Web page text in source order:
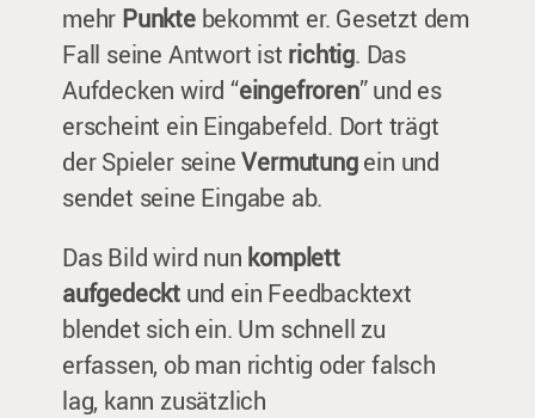
mehr Punktebekommt er. Gesetzt dem
Fall seine Antwort ist richtig. Das
Aufdecken wird “eingefroren” und es
erscheint ein Eingabefeld. Dort trägt
der Spieler seineVermutungein und
sendet seine Eingabe ab.
Das Bild wird nun komplett
aufgedeckt und ein Feedbacktext
blendet sich ein. Um schnell zu
erfassen, ob man richtig oder falsch
lag, kann zusätzlich